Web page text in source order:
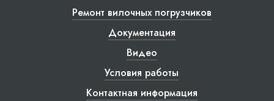
Ремонт вилочных погрузчиков
Документация
Видео
Условия работы
Контактная информация